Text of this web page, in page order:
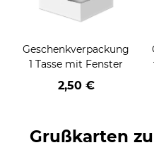
Geschenkverpackung
1 Tasse mit Fenster
2,50 €
Grußkarten